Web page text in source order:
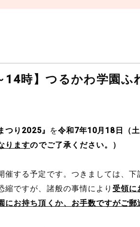
14時】つるかわ学園ふ
つり2025』 を令和7年10月18日（
りますのでご了承ください。）
する予定です。つきましては、下
縮ですが、諸般の事情により 受領に
お持ち頂くか、 お手数ですがご郵